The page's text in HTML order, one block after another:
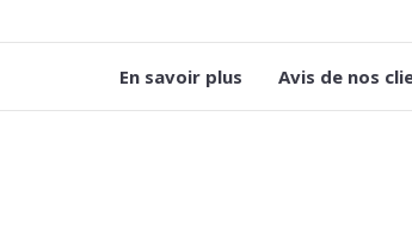
En savoir plus Avis de nos